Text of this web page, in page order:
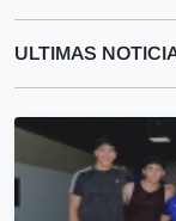
ULTIMAS